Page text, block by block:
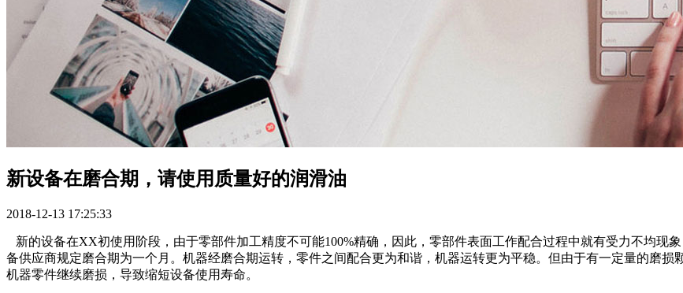
新设备在磨合期，请使用质量好的润滑油
2018-12-13 17:25:33
新的设备在XX初使用阶段，由于零部件加工精度不可能100%精确，因此，零部件表面工作配合过程中就有受力不均现
备供应商规定磨合期为一个月。机器经磨合期运转，零件之间配合更为和谐，机器运转更为平稳。但由于有一定量的磨损
机器零件继续磨损，导致缩短设备使用寿命。